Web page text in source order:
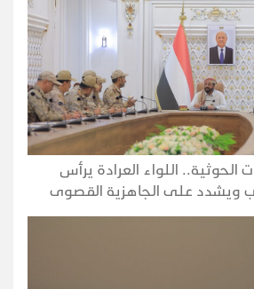
اللواء العرادة يرأس
ويشدد على الجاهزية القصوى